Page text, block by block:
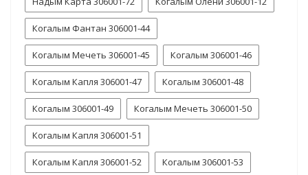
Когалым Фантан 306001-44
Когалым Мечеть 306001-45 Когалым 306001-46
Когалым Капля 306001-47 Когалым 306001-48
Когалым 306001-49 Когалым Мечеть 306001-50
Когалым Капля 306001-51
Когалым Капля 306001-52 Когалым 306001-53